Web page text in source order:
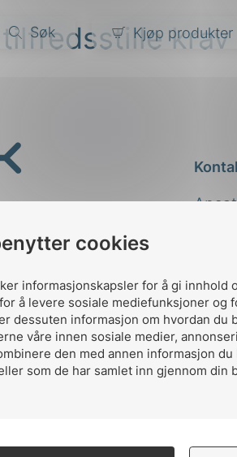
cookies
informasjonskapsler for å gi innhold
å levere sosiale mediefunksjoner og
dessuten informasjon om hvordan du
våre innen sosiale medier,
den med annen informasjon
som de har samlet inn gjennom din
Søk Kjøp produkter